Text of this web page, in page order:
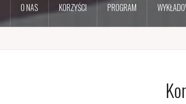
O NAS KORZYŚCI PROGRAM